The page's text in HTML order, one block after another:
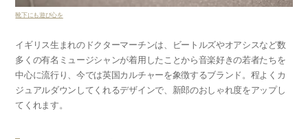
靴下にも遊び心を
イギリス生まれのドクターマーチンは、ビートルズやオアシスなど数
多くの有名ミュージシャンが着用したことから音楽好きの若者たちを
中心に流行り、今では英国カルチャーを象徴するブランド。程よくカ
ジュアルダウンしてくれるデザインで、新郎のおしゃれ度をアップし
てくれます。